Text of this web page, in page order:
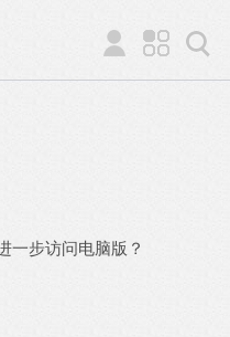
一步访问电脑版？